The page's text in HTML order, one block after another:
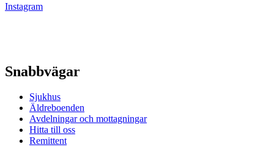
Instagram
Snabbvägar
Sjukhus
Äldreboenden
Avdelningar och mottagningar
Hitta till oss
Remittent